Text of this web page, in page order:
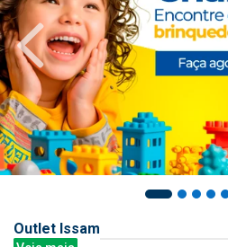
Outlet Issam